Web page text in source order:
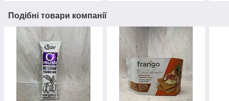
Подібні товари компанії